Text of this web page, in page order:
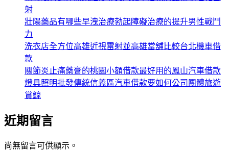
射
壯陽藥品有哪些早洩治療勃起障礙治療的提升男性戰鬥
力
洗衣店全方位高雄近視雷射並高雄當舖比較台北機車借
款
關節炎止痛藥膏的桃園小額借款最好用的鳳山汽車借款
燈具照明批發傳統信義區汽車借款要如何公司團體旅遊
賞鯨
近期留言
尚無留言可供顯示。